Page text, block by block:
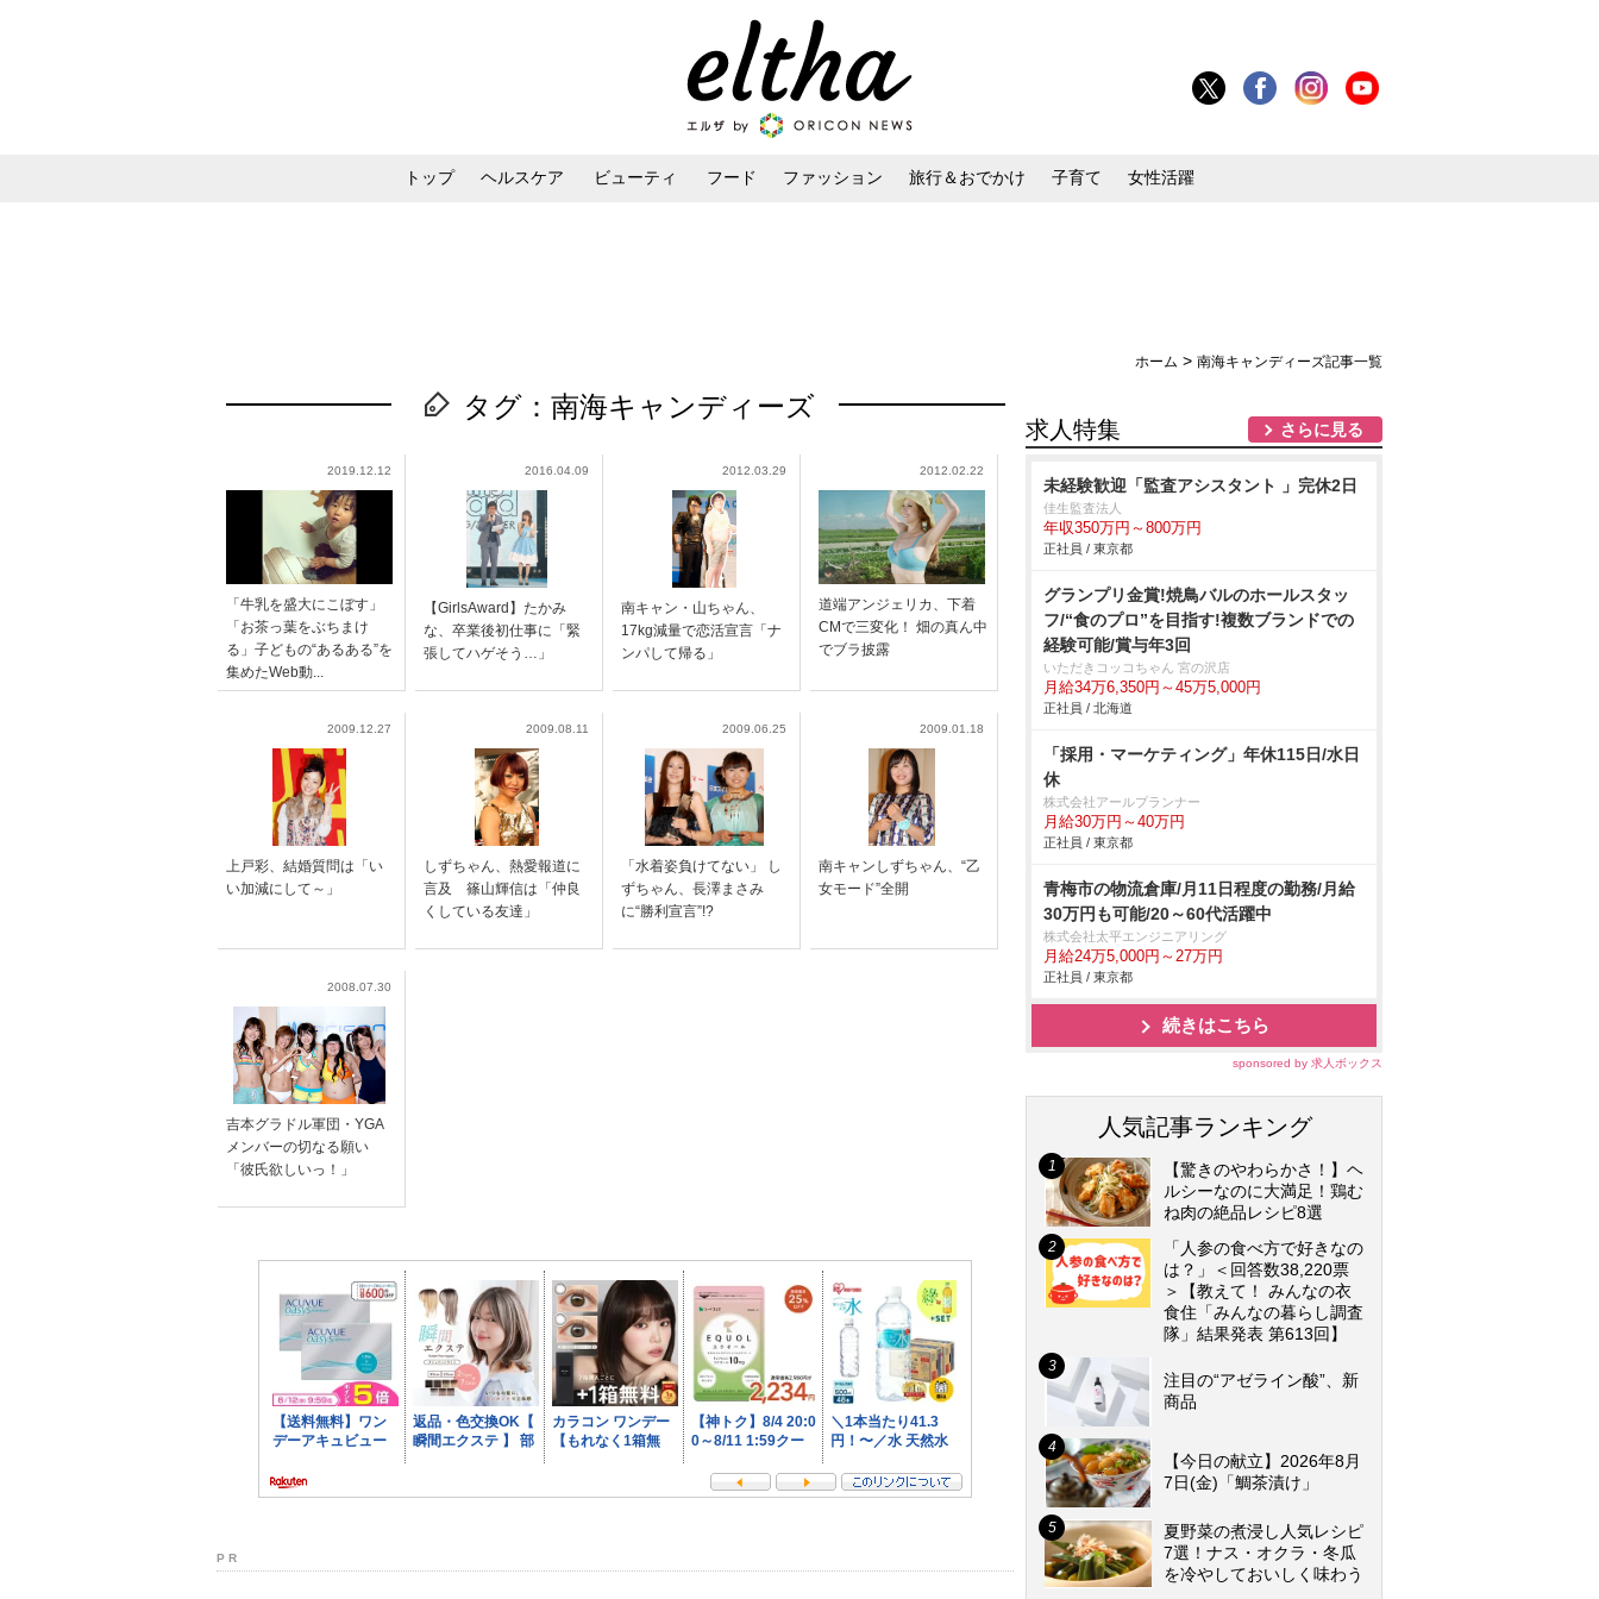
トップ ヘルスケア ビューティ フード ファッション 旅行＆おでかけ 子育て 女性活躍
ホーム > 南海キャンディーズ記事一覧
タグ：南海キャンディーズ
2019.12.12
「牛乳を盛大にこぼす」
「お茶っ葉をぶちまけ
る」子どもの“あるある”を
集めたWeb動...
2016.04.09
【GirlsAward】たかみ
な、卒業後初仕事に「緊
張してハゲそう…」
2012.03.29
南キャン・山ちゃん、
17kg減量で恋活宣言「ナ
ンパして帰る」
2012.02.22
道端アンジェリカ、下着
CMで三変化！ 畑の真ん中
でブラ披露
2009.12.27
上戸彩、結婚質問は「い
い加減にして～」
2009.08.11
しずちゃん、熱愛報道に
言及 篠山輝信は「仲良
くしている友達」
2009.06.25
「水着姿負けてない」 し
ずちゃん、長澤まさみ
に“勝利宣言”!?
2009.01.18
南キャンしずちゃん、“乙
女モード”全開
2008.07.30
吉本グラドル軍団・YGA
メンバーの切なる願い
「彼氏欲しいっ！」
P R
求人特集 さらに見る
未経験歓迎「監査アシスタント 」完休2日
佳生監査法人
年収350万円～800万円
正社員 / 東京都
グランプリ金賞!焼鳥バルのホールスタッ
フ/“食のプロ”を目指す!複数ブランドでの
経験可能/賞与年3回
いただきコッコちゃん 宮の沢店
月給34万6,350円～45万5,000円
正社員 / 北海道
「採用・マーケティング」年休115日/水日
休
株式会社アールプランナー
月給30万円～40万円
正社員 / 東京都
青梅市の物流倉庫/月11日程度の勤務/月給
30万円も可能/20～60代活躍中
株式会社太平エンジニアリング
月給24万5,000円～27万円
正社員 / 東京都
続きはこちら
sponsored by 求人ボックス
人気記事ランキング
【驚きのやわらかさ！】ヘ
ルシーなのに大満足！鶏む
ね肉の絶品レシピ8選
「人参の食べ方で好きなの
は？」＜回答数38,220票
＞【教えて！ みんなの衣
食住「みんなの暮らし調査
隊」結果発表 第613回】
注目の“アゼライン酸”、新
商品
【今日の献立】2026年8月
7日(金)「鯛茶漬け」
夏野菜の煮浸し人気レシピ
7選！ナス・オクラ・冬瓜
を冷やしておいしく味わう